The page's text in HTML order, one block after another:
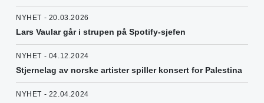
NYHET - 20.03.2026
Lars Vaular går i strupen på Spotify-sjefen
NYHET - 04.12.2024
Stjernelag av norske artister spiller konsert for Palestina
NYHET - 22.04.2024